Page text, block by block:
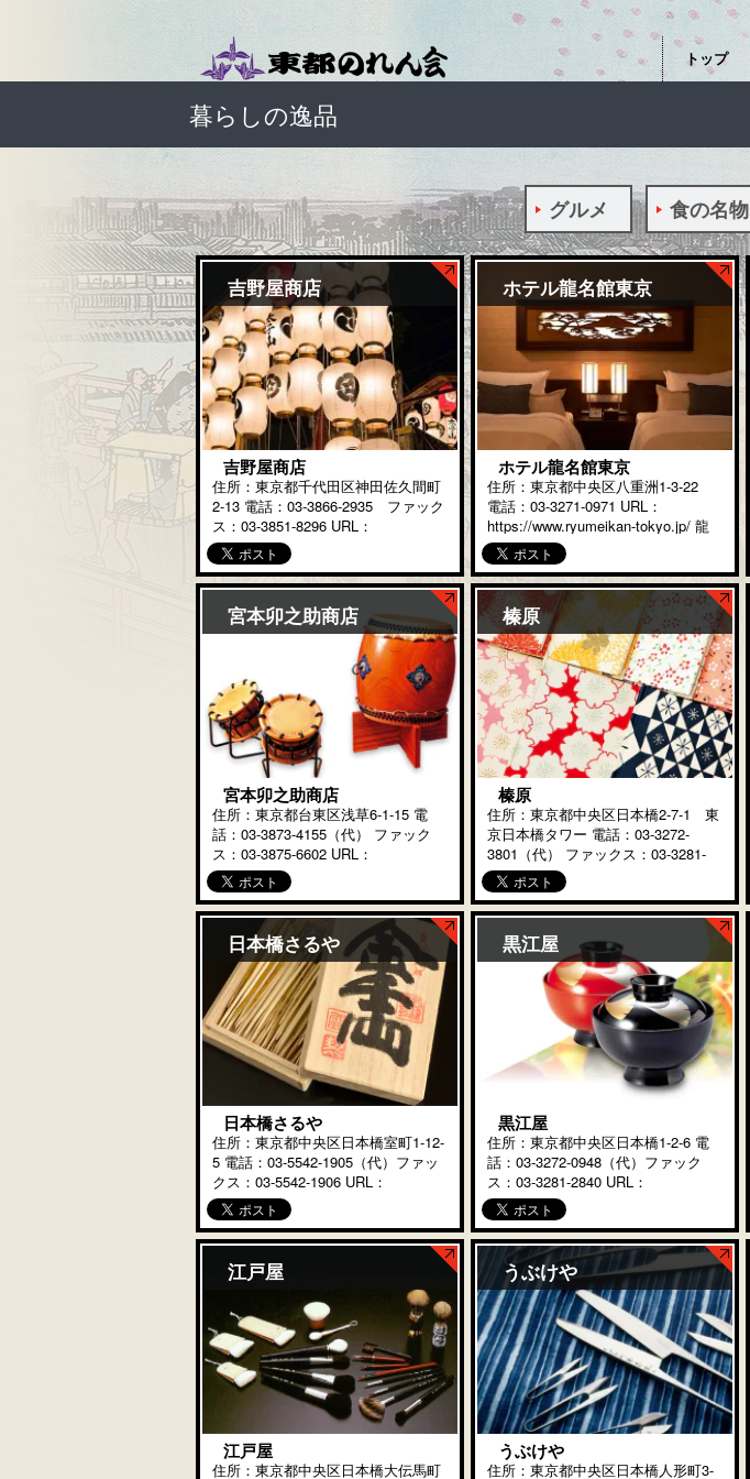
トップ
暮らしの逸品
グルメ 食の名物
吉野屋商店
吉野屋商店
住所：東京都千代田区神田佐久間町
2-13 電話：03-3866-2935 ファック
ス：03-3851-8296 URL：
http://www.e-yoshinoya.jp/ 安政元年
（1854年）に御家人であった初代吉
野 […]
ホテル龍名館東京
ホテル龍名館東京
住所：東京都中央区八重洲1-3-22
電話：03-3271-0971 URL：
https://www.ryumeikan-tokyo.jp/ 龍
名館は江戸末期、日本橋にあった名
倉屋旅館に端を発します。名倉屋は
代々長女に婿 […]
宮本卯之助商店
宮本卯之助商店
住所：東京都台東区浅草6-1-15 電
話：03-3873-4155（代） ファック
ス：03-3875-6602 URL：
https://www.miyamoto-
unosuke.co.jp/ 神輿があって、太
鼓に鉦と笛 […]
榛原
榛原
住所：東京都中央区日本橋2-7-1 東
京日本橋タワー 電話：03-3272-
3801（代） ファックス：03-3281-
7992 URL：
https://www.haibara.co.jp/ 榛原
（はいばら）は、180 […]
日本橋さるや
日本橋さるや
住所：東京都中央区日本橋室町1-12-
5 電話：03-5542-1905（代）ファッ
クス：03-5542-1906 URL：
https://www.nihonbashi-saruya.co.jp/
当店は宝永元年（17 […]
黒江屋
黒江屋
住所：東京都中央区日本橋1-2-6 電
話：03-3272-0948（代）ファック
ス：03-3281-2840 URL：
https://www.kuroeya.com/ 当店は
日本橋で元禄2年（1689）に創業し
た漆器の […]
江戸屋
江戸屋
住所：東京都中央区日本橋大伝馬町
うぶけや
うぶけや
住所：東京都中央区日本橋人形町3-